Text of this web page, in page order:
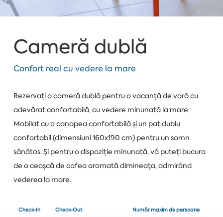
Cameră dublă
Confort real cu vedere la mare
Rezervați o cameră dublă pentru o vacanță de vară cu
adevărat confortabilă, cu vedere minunată la mare.
Mobilat cu o canapea confortabilă și un pat dublu
confortabil (dimensiuni 160x190 cm) pentru un somn
sănătos. Și pentru o dispoziție minunată, vă puteți bucura
de o ceașcă de cafea aromată dimineața, admirând
vederea la mare.
Check-In Check-Out Număr maxim de persoane